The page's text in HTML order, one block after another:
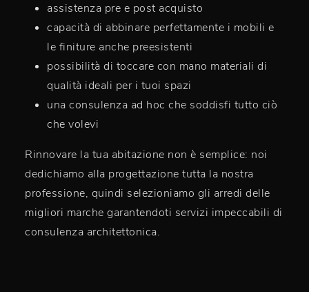
assistenza pre e post acquisto
capacità di abbinare perfettamente i mobili e
le finiture anche preesistenti
possibilità di toccare con mano materiali di
qualità ideali per i tuoi spazi
una consulenza ad hoc che soddisfi tutto ciò
che volevi
Rinnovare la tua abitazione non è semplice: noi
dedichiamo alla progettazione tutta la nostra
professione, quindi selezioniamo gli arredi delle
migliori marche garantendoti servizi impeccabili di
consulenza architettonica.